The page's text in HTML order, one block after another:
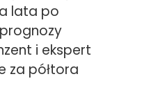
lata po
i ekspert
za półtora